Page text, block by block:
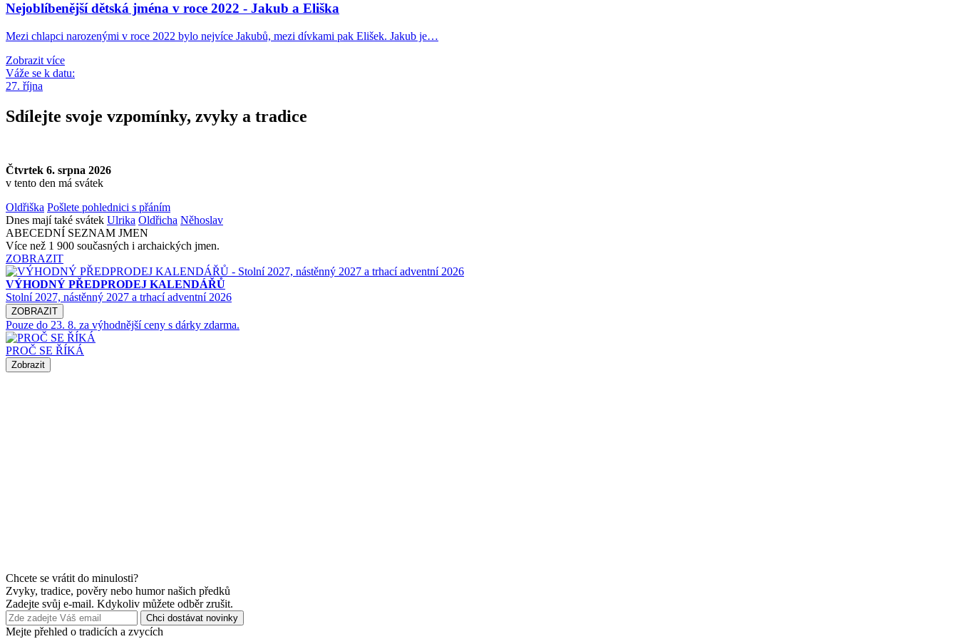
Nejoblíbenější dětská jména v roce 2022 - Jakub a Eliška
Mezi chlapci narozenými v roce 2022 bylo nejvíce Jakubů, mezi dívkami pak Elišek. Jakub je…
Zobrazit více
Váže se k datu:
27. října
Sdílejte svoje vzpomínky, zvyky a tradice
Čtvrtek 6. srpna 2026
v tento den má svátek
Oldřiška Pošlete pohlednici s přáním
Dnes mají také svátek Ulrika Oldřicha Něhoslav
ABECEDNÍ SEZNAM JMEN
Více než 1 900 současných i archaických jmen.
ZOBRAZIT
VÝHODNÝ PŘEDPRODEJ KALENDÁŘŮ
Stolní 2027, nástěnný 2027 a trhací adventní 2026
ZOBRAZIT
Pouze do 23. 8. za výhodnější ceny s dárky zdarma.
PROČ SE ŘÍKÁ
Zobrazit
Chcete se vrátit do minulosti?
Zvyky, tradice, pověry nebo humor našich předků
Zadejte svůj e-mail. Kdykoliv můžete odběr zrušit.
Chci dostávat novinky
Mejte přehled o tradicích a zvycích